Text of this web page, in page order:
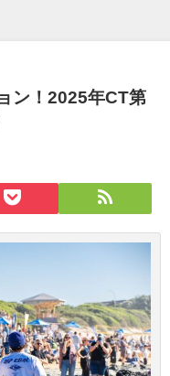
ン！2025年CT第